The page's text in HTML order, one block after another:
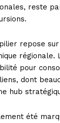
reste
repose
régionale.
pour
dont
hub
été